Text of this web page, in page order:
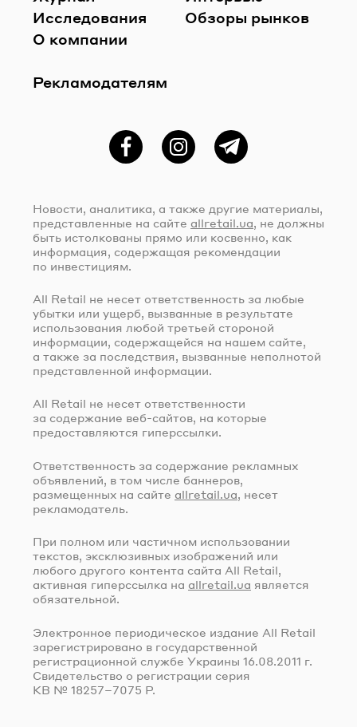
Исследования
О компании
Рекламодателям
Обзоры рынков
ФейсбукInstagramTelegram
Новости, аналитика, а также другие материалы,
представленные на сайте allretail.ua, не должны
быть истолкованы прямо или косвенно, как
информация, содержащая рекомендации
по инвестициям.
All Retail не несет ответственность за любые
убытки или ущерб, вызванные в результате
использования любой третьей стороной
информации, содержащейся на нашем сайте,
а также за последствия, вызванные неполнотой
представленной информации.
All Retail не несет ответственности
за содержание веб-сайтов, на которые
предоставляются гиперссылки.
Ответственность за содержание рекламных
объявлений, в том числе баннеров,
размещенных на сайте allretail.ua, несет
рекламодатель.
При полном или частичном использовании
текстов, эксклюзивных изображений или
любого другого контента сайта All Retail,
активная гиперссылка на allretail.ua является
обязательной.
Электронное периодическое издание All Retail
зарегистрировано в государственной
регистрационной службе Украины 16.08.2011 г.
Свидетельство о регистрации серия
КВ № 18257–7075 Р.